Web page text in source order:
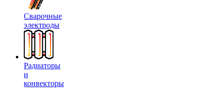
Сварочные
электроды
Радиаторы
и
конвекторы